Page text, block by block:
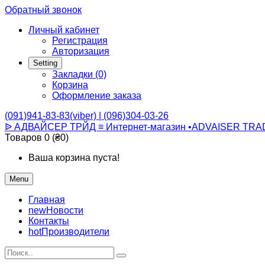
Обратный звонок
Личный кабинет
Регистрация
Авторизация
Setting
Закладки (0)
Корзина
Оформление заказа
(091)941-83-83(viber) | (096)304-03-26
ᐉ АДВАЙСЕР ТРЙД ≡ Интернет-магазин •ADVAISER
Товаров 0 (₴0)
Ваша корзина пуста!
Menu
Главная
newНовости
Контакты
hotПроизводители